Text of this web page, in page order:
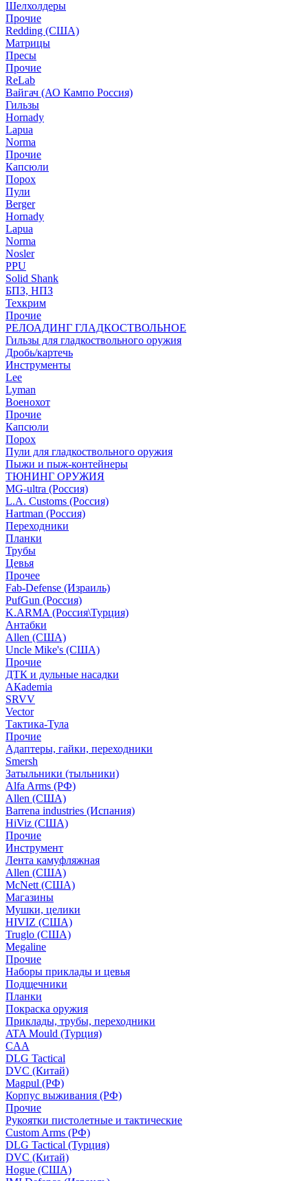
Шелхолдеры
Прочие
Redding (США)
Матрицы
Пресы
Прочие
ReLab
Вайгач (АО Кампо Россия)
Гильзы
Hornady
Lapua
Norma
Прочие
Капсюли
Порох
Пули
Berger
Hornady
Lapua
Norma
Nosler
PPU
Solid Shank
БПЗ, НПЗ
Техкрим
Прочие
РЕЛОАДИНГ ГЛАДКОСТВОЛЬНОЕ
Гильзы для гладкоствольного оружия
Дробь/картечь
Инструменты
Lee
Lyman
Военохот
Прочие
Капсюли
Порох
Пули для гладкоствольного оружия
Пыжи и пыж-контейнеры
ТЮНИНГ ОРУЖИЯ
MG-ultra (Россия)
L.A. Customs (Россия)
Hartman (Россия)
Переходники
Планки
Трубы
Цевья
Прочее
Fab-Defense (Израиль)
PufGun (Россия)
K.ARMA (Россия\Турция)
Антабки
Allen (США)
Uncle Mike's (США)
Прочие
ДТК и дульные насадки
АКademia
SRVV
Vector
Тактика-Тула
Прочие
Адаптеры, гайки, переходники
Smersh
Затыльники (тыльники)
Alfa Arms (РФ)
Allen (США)
Barrena industries (Испания)
HiViz (США)
Прочие
Инструмент
Лента камуфляжная
Allen (США)
McNett (США)
Магазины
Мушки, целики
HIVIZ (США)
Truglo (США)
Megaline
Прочие
Наборы приклады и цевья
Подщечники
Планки
Покраска оружия
Приклады, трубы, переходники
ATA Mould (Турция)
CAA
DLG Tactical
DVC (Китай)
Magpul (РФ)
Корпус выживания (РФ)
Прочие
Рукоятки пистолетные и тактические
Custom Arms (РФ)
DLG Tactical (Турция)
DVC (Китай)
Hogue (США)